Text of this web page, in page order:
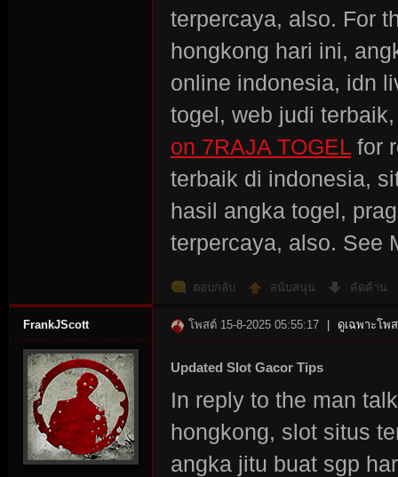
terpercaya, also. For
hongkong hari ini,
online indonesia, idn
togel, web judi
on 7RAJA TOGEL for
terbaik di indonesia,
hasil angka togel,
terpercaya, also. See
ตอบกลับ สนับสนุน คัดค้าน
FrankJScott โพสต์ 15-8-2025 05:55:17 ดูเฉพาะโพ
Updated Slot Gacor Tips
In reply to the man
hongkong, slot situs
angka jitu buat sgp